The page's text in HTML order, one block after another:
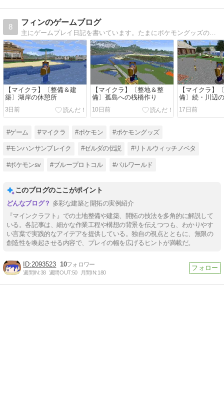
8
フィンのゲームブログ
主にゲームプレイ日記を書いています。たまにポケモングッズの紹介もしています。
【マイクラ】〔整備＆建
築〕湖岸の休憩所
3日前
【マイクラ】〔整地＆整
備〕孤島への桟橋作り
10日前
【マイクラ】
備〕続・川辺
グコース
17日前
#ゲーム #マイクラ #ポケモン #ポケモングッズ
#モンハンサンブレイク #ゼルダの伝説 #リトルウィッチノベタ
#ポケモンsv #ブループロトコル #パルワールド
このブログのここがポイント
多彩な建築と開拓の実例紹介
『マインクラフト』での土地整備や建築、開拓の技法を多角的に解説して
いる。各記事は、細かな作業工程や構想の背景を伝えつつも、わかりやす
い言葉で実践的なアイデアを提供している。独自の視点とともに、無限の
創造性を喚起させる内容で、プレイの幅を広げるヒントが満載だ。
2093523 10
週間IN:38 週間OUT:50 月間IN:180